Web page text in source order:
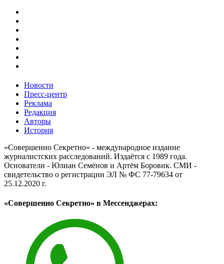
Новости
Пресс-центр
Реклама
Редакция
Авторы
История
«Совершенно Секретно» - международное издание
журналистских расследований. Издаётся с 1989 года.
Основатели - Юлиан Семёнов и Артём Боровик. CМИ -
свидетельство о регистрации ЭЛ № ФС 77-79634 от
25.12.2020 г.
«Совершенно Секретно» в Мессенджерах: